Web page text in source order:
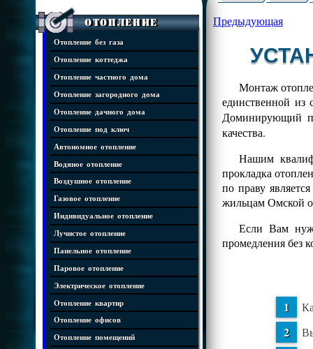
Отопление
Отопление без газа
Отопление коттеджа
Отопление частного дома
Отопление загородного дома
Отопление дачного дома
Отопление под ключ
Автономное отопление
Водяное отопление
Воздушное отопление
Газовое отопление
Индивидуальное отопление
Лучистое отопление
Панельное отопление
Паровое отопление
Электрическое отопление
Отопление квартир
Отопление офисов
Отопление помещений
Предыдующая
Монтаж
единственной из
Доминирующий
качества.
Нашим
прокладка
по праву
жильцам Омской
Если Вам
промедления без